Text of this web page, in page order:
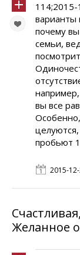
варианты
почему
семьи,
например,
вы все
целуются,
пробьют
2015-
Желанное